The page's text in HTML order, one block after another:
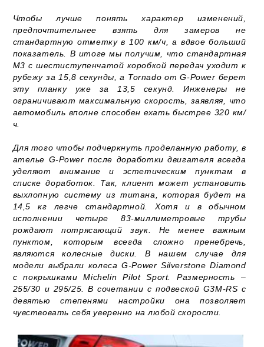
Чтобы лучше понять характер изменений,
предпочтительнее взять для замеров не
стандартную отметку в 100 км/ч, а вдвое больший
показатель. В итоге мы получим, что стандартная
M3 с шестиступенчатой коробкой передач уходит к
рубежу за 15,8 секунды, а Tornado от G-Power берет
эту планку уже за 13,5 секунд. Инженеры не
ограничивают максимальную скорость, заявляя, что
автомобиль вполне способен ехать быстрее 320 км/
ч.
Для того чтобы подчеркнуть проделанную работу, в
ателье G-Power после доработки двигателя всегда
уделяют внимание и эстетическим пунктам в
списке доработок. Так, клиент может установить
выхлопную систему из титана, которая будет на
14,5 кг легче стандартной. Хотя и в обычном
исполнении четыре 83-миллиметровые трубы
рождают потрясающий звук. Не менее важным
пунктом, которым всегда сложно пренебречь,
являются колесные диски. В нашем случае для
модели выбрали колеса G-Power Silverstone Diamond
с покрышками Michelin Pilot Sport. Размерность –
255/30 и 295/25. В сочетании с подвеской G3M-RS с
девятью степенями настройки она позволяет
чувствовать себя уверенно на любой скорости.